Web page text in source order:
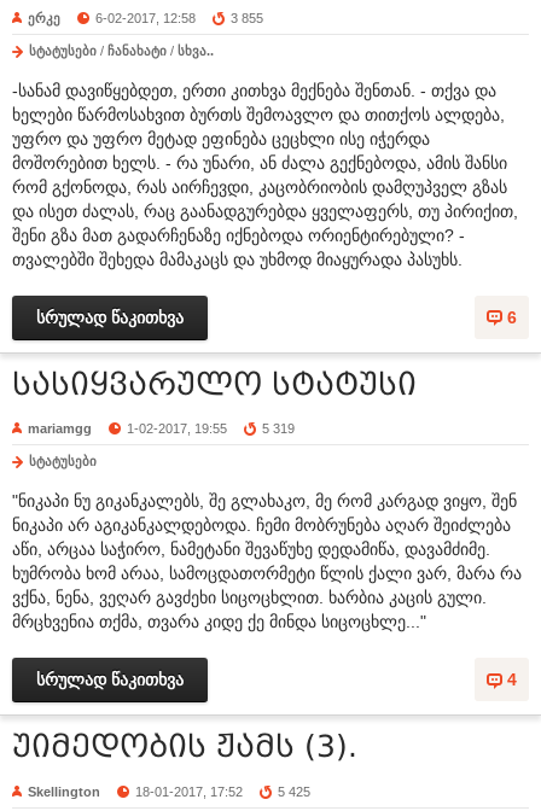
ერკე 6-02-2017, 12:58 3 855
სტატუსები / ჩანახატი / სხვა..
-სანამ დავიწყებდეთ, ერთი კითხვა მექნება შენთან. - თქვა და
ხელები წარმოსახვით ბურთს შემოავლო და თითქოს ალდება,
უფრო და უფრო მეტად ეფინება ცეცხლი ისე იჭერდა
მოშორებით ხელს. - რა უნარი, ან ძალა გექნებოდა, ამის შანსი
რომ გქონოდა, რას აირჩევდი, კაცობრიობის დამღუპველ გზას
და ისეთ ძალას, რაც გაანადგურებდა ყველაფერს, თუ პირიქით,
შენი გზა მათ გადარჩენაზე იქნებოდა ორიენტირებული? -
თვალებში შეხედა მამაკაცს და უხმოდ მიაყურადა პასუხს.
6
სრულად წაკითხვა
სასიყვარულო სტატუსი
mariamgg 1-02-2017, 19:55 5 319
სტატუსები
"ნიკაპი ნუ გიკანკალებს, შე გლახაკო, მე რომ კარგად ვიყო, შენ
ნიკაპი არ აგიკანკალდებოდა. ჩემი მობრუნება აღარ შეიძლება
აწი, არცაა საჭირო, ნამეტანი შევაწუხე დედამიწა, დავამძიმე.
ხუმრობა ხომ არაა, სამოცდათორმეტი წლის ქალი ვარ, მარა რა
ვქნა, ნენა, ვეღარ გავძეხი სიცოცხლით. ხარბია კაცის გული.
მრცხვენია თქმა, თვარა კიდე ქე მინდა სიცოცხლე..."
4
სრულად წაკითხვა
უიმედობის ჟამს (3).
Skellington 18-01-2017, 17:52 5 425